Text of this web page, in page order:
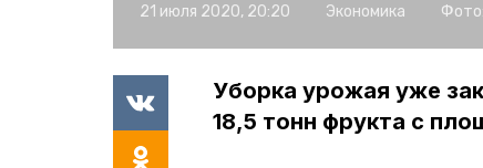
21 июля 2020, 20:20 Экономика Фото:
Уборка урожая уже
18,5 тонн фрукта с